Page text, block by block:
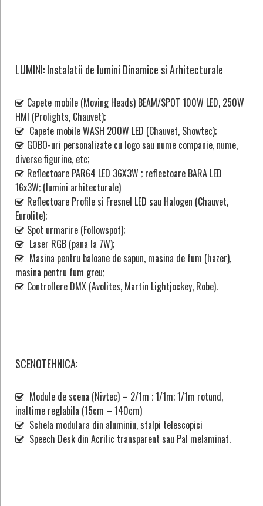
LUMINI: Instalatii de lumini Dinamice si Arhitecturale
Capete mobile (Moving Heads) BEAM/SPOT 100W LED, 250W
HMI (Prolights, Chauvet);
Capete mobile WASH 200W LED (Chauvet, Showtec);
GOBO-uri personalizate cu logo sau nume companie, nume,
diverse figurine, etc;
Reflectoare PAR64 LED 36X3W ; reflectoare BARA LED
16x3W; (lumini arhitecturale)
Reflectoare Profile si Fresnel LED sau Halogen (Chauvet,
Eurolite);
Spot urmarire (Followspot);
Laser RGB (pana la 7W);
Masina pentru baloane de sapun, masina de fum (hazer),
masina pentru fum greu;
Controllere DMX (Avolites, Martin Lightjockey, Robe).
SCENOTEHNICA:
Module de scena (Nivtec) – 2/1m ; 1/1m; 1/1m rotund,
inaltime reglabila (15cm – 140cm)
Schela modulara din aluminiu, stalpi telescopici
Speech Desk din Acrilic transparent sau Pal melaminat.